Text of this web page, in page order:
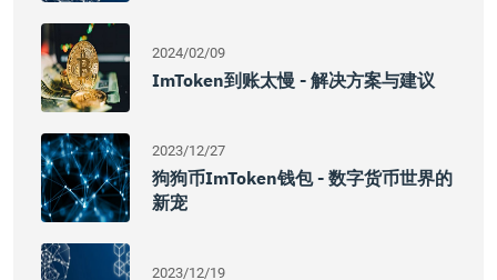
2024/02/09
ImToken到账太慢 - 解决方案与建议
2023/12/27
狗狗币imToken钱包 - 数字货币世界的
新宠
2023/12/19